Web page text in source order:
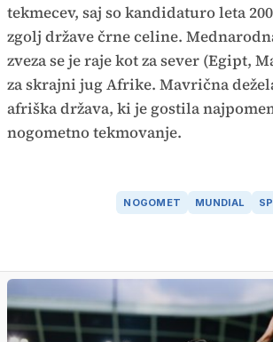
tekmecev, saj so kandidaturo leta
zgolj države črne celine.
zveza se je raje kot za sever (Egipt,
za skrajni jug Afrike. Mavrična
afriška država, ki je gostila
nogometno tekmovanje.
NOGOMET MUNDIAL SP